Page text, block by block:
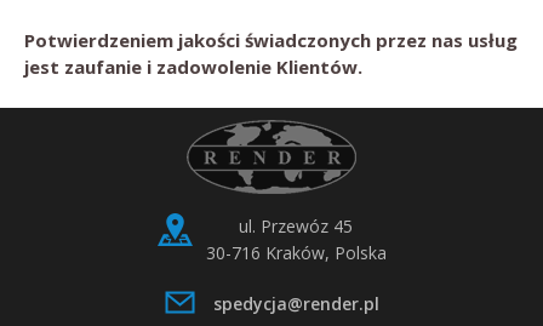
Potwierdzeniem jakości świadczonych przez nas usług
jest zaufanie i zadowolenie Klientów.
ul. Przewóz 45
30-716 Kraków, Polska
spedycja@render.pl